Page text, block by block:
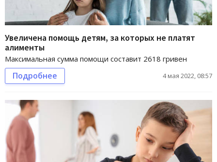
Увеличена помощь детям, за которых не платят
алименты
Максимальная сумма помощи составит 2618 гривен
Подробнее 4 мая 2022, 08:57